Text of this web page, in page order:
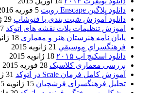
دانلود پلاگین Enscape رویت
5 فوریه 2016
دانلود آموزش شیت بندی با فتوشاپ 29 ژوئن 2015
اموزش تنظیمات پلات نقشه های اتوکد 7 سپتامبر 2016
پایان نامه هنرستان هنر و معماري 18 ژانویه 2015
فرهنگسراي موسيقي 21 ژانویه 2015
دانلود اسکیچ آپ ۲۰۱۵
18 ژانویه 2015
بررسی معماری کلاسیک 28 فوریه 2015
آموزش کامل فرمان Scale در اتوکد
31 ژانویه 2016
تحلیل فرهنگسرای فرشچیان 15 ژانویه 2015